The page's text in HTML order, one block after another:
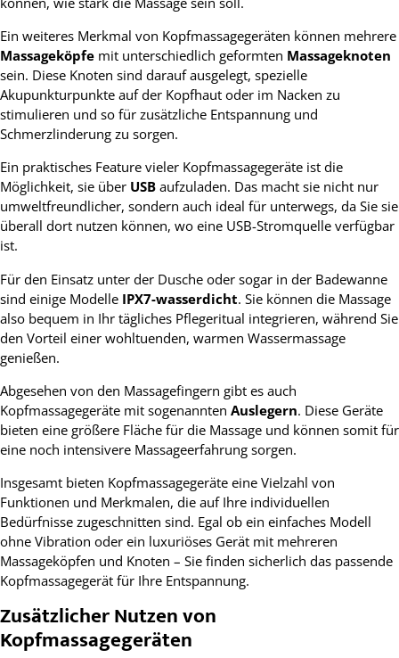
Ein weiteres Merkmal von Kopfmassagegeräten können mehrere
Massageköpfe mit unterschiedlich geformten Massageknoten
sein. Diese Knoten sind darauf ausgelegt, spezielle
Akupunkturpunkte auf der Kopfhaut oder im Nacken zu
stimulieren und so für zusätzliche Entspannung und
Schmerzlinderung zu sorgen.
Ein praktisches Feature vieler Kopfmassagegeräte ist die
Möglichkeit, sie über USB aufzuladen. Das macht sie nicht nur
umweltfreundlicher, sondern auch ideal für unterwegs, da Sie sie
überall dort nutzen können, wo eine USB-Stromquelle verfügbar
ist.
Für den Einsatz unter der Dusche oder sogar in der Badewanne
sind einige Modelle IPX7-wasserdicht. Sie können die Massage
also bequem in Ihr tägliches Pflegeritual integrieren, während Sie
den Vorteil einer wohltuenden, warmen Wassermassage
genießen.
Abgesehen von den Massagefingern gibt es auch
Kopfmassagegeräte mit sogenannten Auslegern. Diese Geräte
bieten eine größere Fläche für die Massage und können somit für
eine noch intensivere Massageerfahrung sorgen.
Insgesamt bieten Kopfmassagegeräte eine Vielzahl von
Funktionen und Merkmalen, die auf Ihre individuellen
Bedürfnisse zugeschnitten sind. Egal ob ein einfaches Modell
ohne Vibration oder ein luxuriöses Gerät mit mehreren
Massageköpfen und Knoten – Sie finden sicherlich das passende
Kopfmassagegerät für Ihre Entspannung.
Zusätzlicher Nutzen von
Kopfmassagegeräten